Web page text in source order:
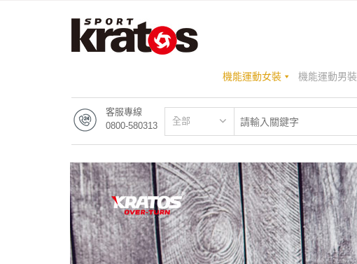
機能運動女裝 機能運動男裝
客服專線
0800-580313
全部